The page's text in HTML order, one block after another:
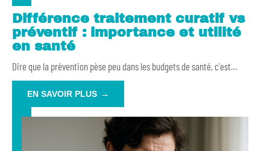
Différence traitement curatif vs
préventif : importance et utilité
en santé
Dire que la prévention pèse peu dans les budgets de santé, c'est…
EN SAVOIR PLUS